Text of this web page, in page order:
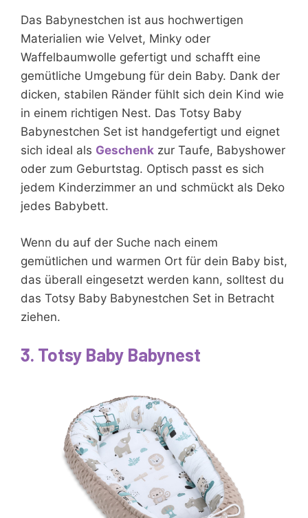
Das Babynestchen ist aus hochwertigen
Materialien wie Velvet, Minky oder
Waffelbaumwolle gefertigt und schafft eine
gemütliche Umgebung für dein Baby. Dank der
dicken, stabilen Ränder fühlt sich dein Kind wie
in einem richtigen Nest. Das Totsy Baby
Babynestchen Set ist handgefertigt und eignet
sich ideal als Geschenk zur Taufe, Babyshower
oder zum Geburtstag. Optisch passt es sich
jedem Kinderzimmer an und schmückt als Deko
jedes Babybett.
Wenn du auf der Suche nach einem
gemütlichen und warmen Ort für dein Baby bist,
das überall eingesetzt werden kann, solltest du
das Totsy Baby Babynestchen Set in Betracht
ziehen.
3. Totsy Baby Babynest